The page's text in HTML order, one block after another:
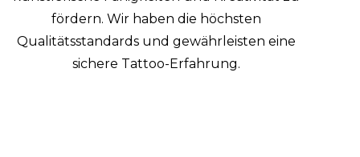
fördern. Wir haben die höchsten
Qualitätsstandards und gewährleisten eine
sichere Tattoo-Erfahrung.